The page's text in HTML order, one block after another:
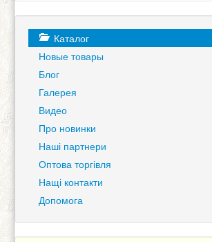
Каталог
Новые товары
Блог
Галерея
Видео
Про новинки
Наші партнери
Оптова торгівля
Нащі контакти
Допомога